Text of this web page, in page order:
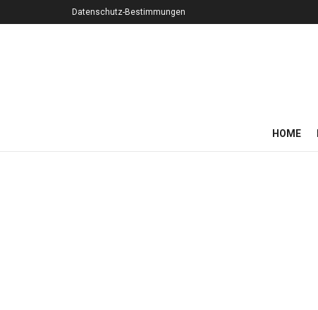
Datenschutz-Bestimmungen
HOME